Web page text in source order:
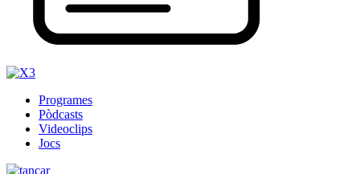
Programes
Pòdcasts
Videoclips
Jocs